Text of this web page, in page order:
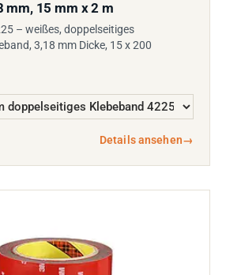
mm, 15 mm x 2 m
– weißes, doppelseitiges
3,18 mm Dicke, 15 x 200
Details ansehen→